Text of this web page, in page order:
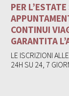
PER
CONTINUI
GARANTITA
LE ISCRIZIONI
24H SU 24, 7